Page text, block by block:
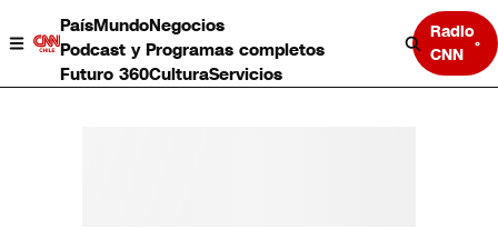
PaísMundoNegocios
Podcast y Programas completos
Futuro 360CulturaServicios
Radio
CNN